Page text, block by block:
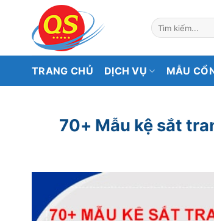
dung
Tìm
kiếm:
TRANG CHỦ DỊCH VỤ MẪU
70+ Mẫu kệ sắt